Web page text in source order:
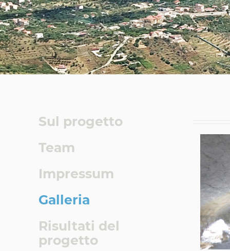
Sul progetto
Team
Impressum
Galleria
Risultati del
progetto